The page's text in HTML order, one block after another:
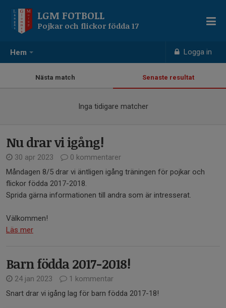
Hem Logga in
LGM FOTBOLL
Pojkar och flickor födda 17
Nästa match Senaste resultat
Inga tidigare matcher
Nu drar vi igång!
30 apr 2023
0 kommentarer
Måndagen 8/5 drar vi äntligen igång träningen för pojkar och
flickor födda 2017-2018.
Sprida gärna informationen till andra som är intresserat.
Välkommen!
Läs mer
Barn födda 2017-2018!
24 jan 2023
1 kommentar
Snart drar vi igång lag för barn födda 2017-18!